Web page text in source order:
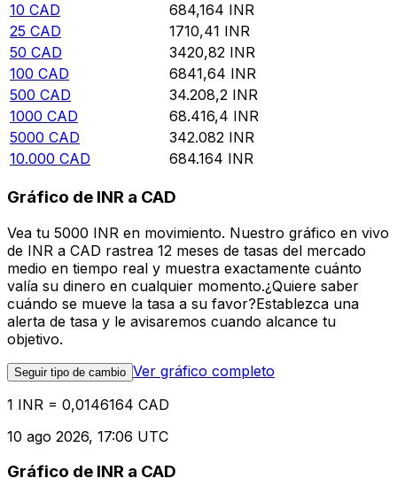
10 CAD 684,164 INR
25 CAD 1710,41 INR
50 CAD 3420,82 INR
100 CAD 6841,64 INR
500 CAD 34.208,2 INR
1000 CAD 68.416,4 INR
5000 CAD 342.082 INR
10.000 CAD 684.164 INR
Gráfico de INR a CAD
Vea tu 5000 INR en movimiento. Nuestro gráfico en vivo
de INR a CAD rastrea 12 meses de tasas del mercado
medio en tiempo real y muestra exactamente cuánto
valía su dinero en cualquier momento.¿Quiere saber
cuándo se mueve la tasa a su favor?Establezca una
alerta de tasa y le avisaremos cuando alcance tu
objetivo.
Seguir tipo de cambio Ver gráfico completo
1 INR = 0,0146164 CAD
10 ago 2026, 17:06 UTC
Gráfico de INR a CAD